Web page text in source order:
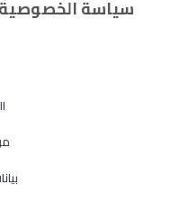
سياسة الخصوصية